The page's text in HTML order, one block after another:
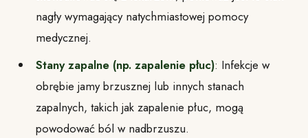
nagły wymagający natychmiastowej pomocy
medycznej.
Stany zapalne (np. zapalenie płuc): Infekcje w
obrębie jamy brzusznej lub innych stanach
zapalnych, takich jak zapalenie płuc, mogą
powodować ból w nadbrzuszu.